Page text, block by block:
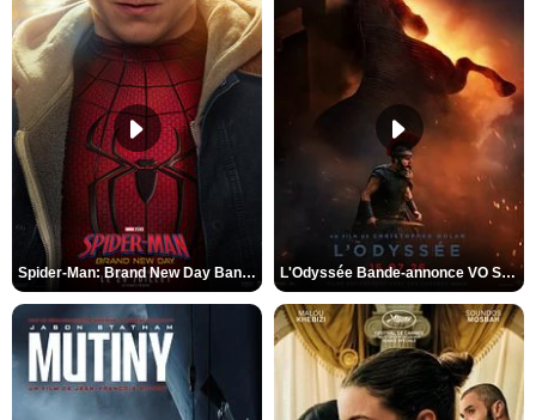
Spider-Man: Brand New Day Bande-annonce VO STFR L'Odyssée Bande-annonce VO STFR